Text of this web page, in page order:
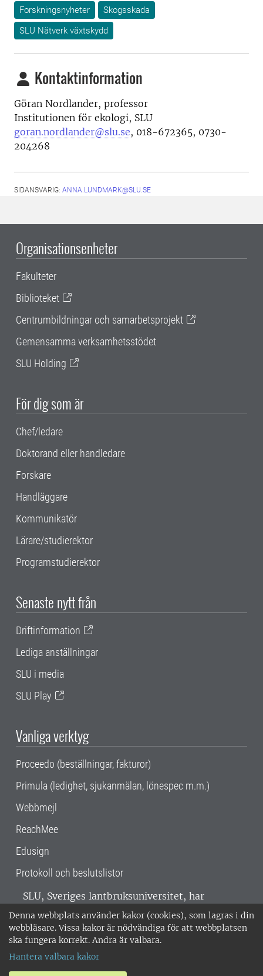
Denna webbplats använder kakor (cookies), som lagras i din
webbläsare. Vissa kakor är nödvändiga för att webbplatsen
ska fungera korrekt. Andra är valbara.
Hantera valbara kakor
Forskningsnyheter
Skogsskada
SLU Nätverk växtskydd
Kontaktinformation
Göran Nordlander, professor
Institutionen för ekologi, SLU
goran.nordlander@slu.se, 018-672365, 0730-
204268
SIDANSVARIG: ANNA.LUNDMARK@SLU.SE
Organisationsenheter
Fakulteter
Biblioteket
Centrumbildningar och samarbetsprojekt
Gemensamma verksamhetsstödet
SLU Holding
För dig som är
Chef/ledare
Doktorand eller handledare
Forskare
Handläggare
Kommunikatör
Lärare/studierektor
Programstudierektor
Senaste nytt från
Driftinformation
Lediga anställningar
SLU i media
SLU Play
Vanliga verktyg
Proceedo (beställningar, fakturor)
Primula (ledighet, sjukanmälan, lönespec m.m.)
Webbmejl
ReachMee
Edusign
Protokoll och beslutslistor
SLU, Sveriges lantbruksuniversitet, har
verksamhet över hela Sverige. Huvudorter är
Alnarp, Uppsala och Umeå.SLU är
miljöcertifierat enligt ISO 14001. •
018-67 10 00 • Org nr: 202100-2817 •